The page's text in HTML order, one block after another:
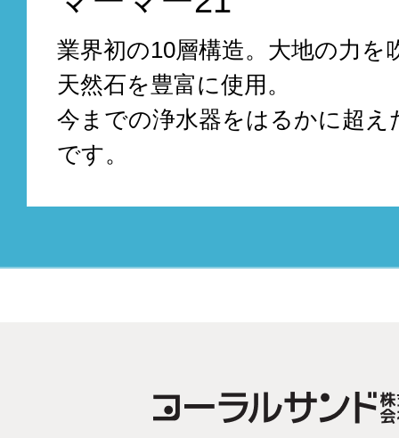
業界初の10層構造。大地の力を
天然石を豊富に使用。
今までの浄水器をはるかに超え
です。